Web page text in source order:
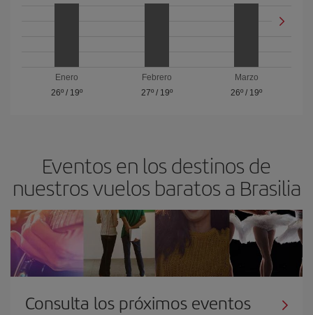
Enero
26º/ 19º
Febrero
27º/ 19º
Marzo
26º / 19º
Eventos en los destinos de
nuestros vuelos baratos a Brasilia
Consulta los próximos eventos